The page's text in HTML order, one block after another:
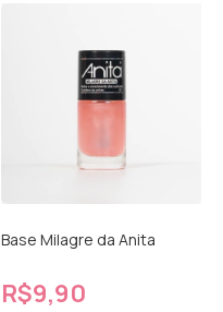
Base Milagre da Anita
R$9,90